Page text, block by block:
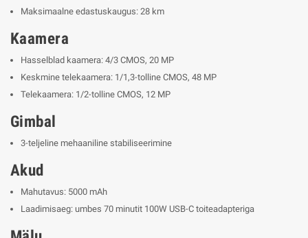
Maksimaalne edastuskaugus: 28 km
Kaamera
Hasselblad kaamera: 4/3 CMOS, 20 MP
Keskmine telekaamera: 1/1,3-tolline CMOS, 48 MP
Telekaamera: 1/2-tolline CMOS, 12 MP
Gimbal
3-teljeline mehaaniline stabiliseerimine
Akud
Mahutavus: 5000 mAh
Laadimisaeg: umbes 70 minutit 100W USB-C toiteadapteriga